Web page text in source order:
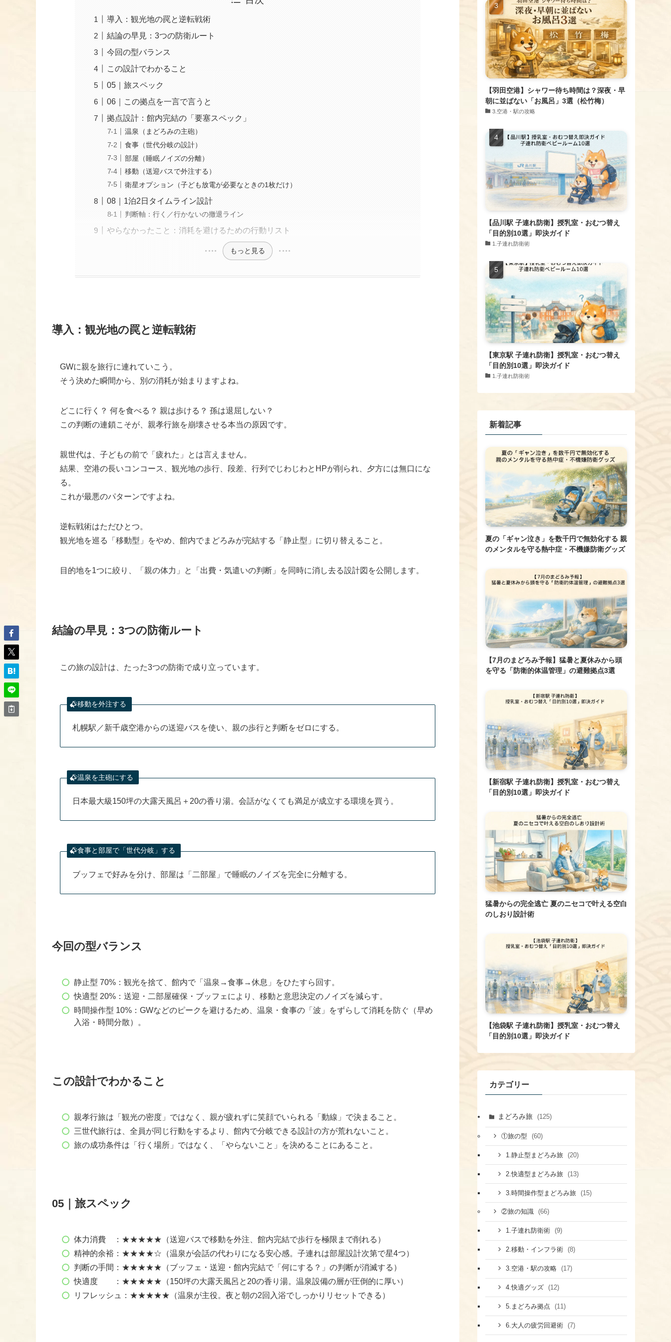
導入：観光地の罠と逆転戦術
結論の早見：3つの防衛ルート
今回の型バランス
この設計でわかること
05｜旅スペック
06｜この拠点を一言で言うと
拠点設計：館内完結の「要塞スペック」
温泉（まどろみの主砲）
食事（世代分岐の設計）
部屋（睡眠ノイズの分離）
移動（送迎バスで外注する）
衛星オプション（子ども放電が必要なときの1枚だけ）
08｜1泊2日タイムライン設計
判断軸：行く／行かないの撤退ライン
やらなかったこと：消耗を避けるための行動リスト
もっと見る
導入：観光地の罠と逆転戦術
GWに親を旅行に連れていこう。
そう決めた瞬間から、別の消耗が始まりますよね。
どこに行く？ 何を食べる？ 親は歩ける？ 孫は退屈しない？
この判断の連鎖こそが、親孝行旅を崩壊させる本当の原因です。
親世代は、子どもの前で「疲れた」とは言えません。
結果、空港の長いコンコース、観光地の歩行、段差、行列でじわじわとHPが削られ、夕方には無口にな
る。
これが最悪のパターンですよね。
逆転戦術はただひとつ。
観光地を巡る「移動型」をやめ、館内でまどろみが完結する「静止型」に切り替えること。
目的地を1つに絞り、「親の体力」と「出費・気遣いの判断」を同時に消し去る設計図を公開します。
結論の早見：3つの防衛ルート
この旅の設計は、たった3つの防衛で成り立っています。
移動を外注する
札幌駅／新千歳空港からの送迎バスを使い、親の歩行と判断をゼロにする。
温泉を主砲にする
日本最大級150坪の大露天風呂＋20の香り湯。会話がなくても満足が成立する環境を買う。
食事と部屋で「世代分岐」する
ブッフェで好みを分け、部屋は「二部屋」で睡眠のノイズを完全に分離する。
今回の型バランス
静止型 70%：観光を捨て、館内で「温泉→食事→休息」をひたすら回す。
快適型 20%：送迎・二部屋確保・ブッフェにより、移動と意思決定のノイズを減らす。
時間操作型 10%：GWなどのピークを避けるため、温泉・食事の「波」をずらして消耗を防ぐ（早め
入浴・時間分散）。
この設計でわかること
親孝行旅は「観光の密度」ではなく、親が疲れずに笑顔でいられる「動線」で決まること。
三世代旅行は、全員が同じ行動をするより、館内で分岐できる設計の方が荒れないこと。
旅の成功条件は「行く場所」ではなく、「やらないこと」を決めることにあること。
05｜旅スペック
体力消費 ：★★★★★（送迎バスで移動を外注、館内完結で歩行を極限まで削れる）
精神的余裕：★★★★☆（温泉が会話の代わりになる安心感。子連れは部屋設計次第で星4つ）
判断の手間：★★★★★（ブッフェ・送迎・館内完結で「何にする？」の判断が消滅する）
快適度 ：★★★★★（150坪の大露天風呂と20の香り湯。温泉設備の層が圧倒的に厚い）
リフレッシュ：★★★★★（温泉が主役。夜と朝の2回入浴でしっかりリセットできる）
【羽田空港】シャワー待ち時間は？深夜・早
朝に並ばない「お風呂」3選（松竹梅）
​3.空港・駅の攻略
【品川駅 子連れ防衛】授乳室・おむつ替え
「目的別10選」即決ガイド
1.子連れ防衛術
【東京駅 子連れ防衛】授乳室・おむつ替え
「目的別10選」即決ガイド
1.子連れ防衛術
新着記事
夏の「ギャン泣き」を数千円で無効化する 親
のメンタルを守る熱中症・不機嫌防衛グッズ
【7月のまどろみ予報】猛暑と夏休みから頭
を守る「防衛的体温管理」の避難拠点3選
【新宿駅 子連れ防衛】授乳室・おむつ替え
「目的別10選」即決ガイド
猛暑からの完全逃亡 夏のニセコで叶える空白
のしおり設計術
【池袋駅 子連れ防衛】授乳室・おむつ替え
「目的別10選」即決ガイド
カテゴリー
まどろみ旅 (125)
①旅の型 (60)
1.静止型まどろみ旅 (20)
2.快適型まどろみ旅 (13)
3.時間操作型まどろみ旅 (15)
②旅の知識 (66)
1.子連れ防衛術 (9)
​2.移動・インフラ術 (8)
​3.空港・駅の攻略 (17)
​4.快適グッズ (12)
​5.まどろみ拠点 (11)
6.大人の疲労回避術 (7)